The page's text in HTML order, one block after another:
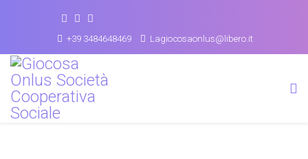
+39 3484648469 Lagiocosaonlus@libero.it